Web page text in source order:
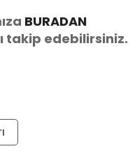
BURADAN
takip edebilirsiniz.